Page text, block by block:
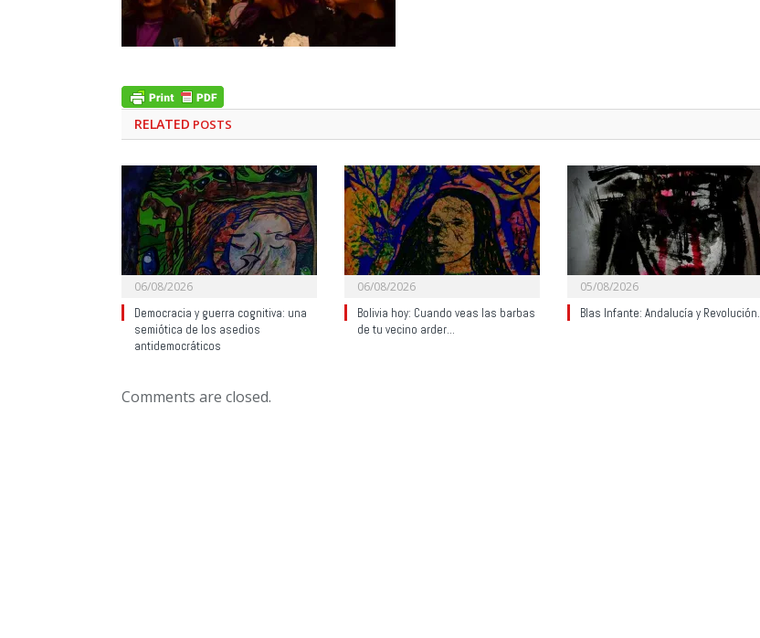
RELATED POSTS
06/08/2026
Democracia y guerra cognitiva: una
semiótica de los asedios
antidemocráticos
06/08/2026
Bolivia hoy: Cuando veas las barbas
de tu vecino arder…
05/08/2026
Blas Infante: Andalucía y Revolución.
Comments are closed.